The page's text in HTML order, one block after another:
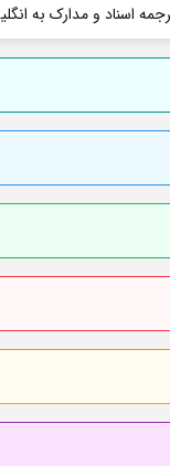
اسناد و مدارک به